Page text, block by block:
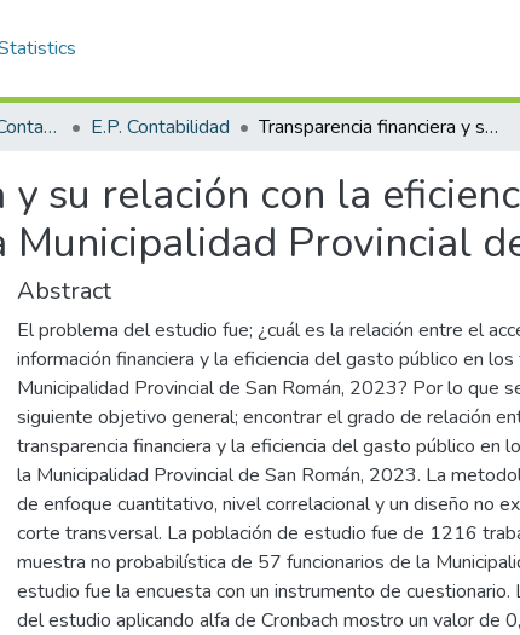
Facultad de Ciencias Contables y Financieras E.P. Contabilidad Transparencia financiera y su relación con la eficiencia del gasto público en los funcionarios de la Municipalidad Provincial de San Román, 2023
y su relación con la
Provincial
Abstract
El problema del estudio fue; ¿cuál es la relación entre el
información financiera y la eficiencia del gasto público en los
Municipalidad Provincial de San Román, 2023? Por lo que
siguiente objetivo general; encontrar el grado de relación
transparencia financiera y la eficiencia del gasto público en
la Municipalidad Provincial de San Román, 2023. La
de enfoque cuantitativo, nivel correlacional y un diseño no
corte transversal. La población de estudio fue de 1216
muestra no probabilística de 57 funcionarios de la
estudio fue la encuesta con un instrumento de cuestionario.
del estudio aplicando alfa de Cronbach mostro un valor de